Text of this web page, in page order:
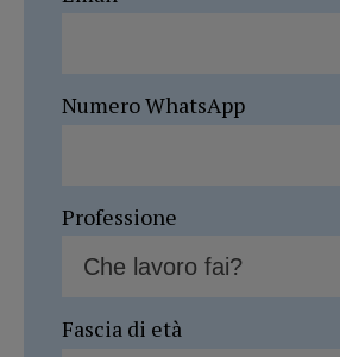
Numero WhatsApp
Professione
Fascia di età